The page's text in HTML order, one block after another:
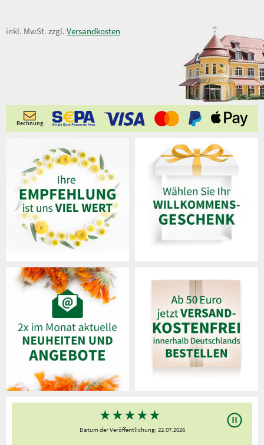
6,95 €
inkl. MwSt. zzgl. Versandkosten
Rechnung
★★★★★
Datum der Veröffentlichung: 22.07.2026